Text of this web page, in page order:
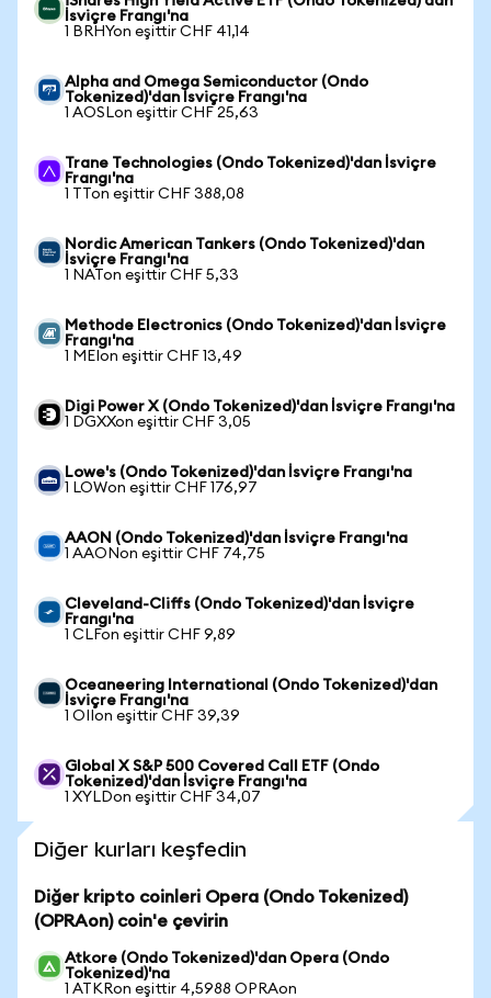
İsviçre Frangı'na
1 BRHYon eşittir CHF 41,14
Alpha and Omega Semiconductor (Ondo
Tokenized)'dan İsviçre Frangı'na
1 AOSLon eşittir CHF 25,63
Trane Technologies (Ondo Tokenized)'dan İsviçre
Frangı'na
1 TTon eşittir CHF 388,08
Nordic American Tankers (Ondo Tokenized)'dan
İsviçre Frangı'na
1 NATon eşittir CHF 5,33
Methode Electronics (Ondo Tokenized)'dan İsviçre
Frangı'na
1 MEIon eşittir CHF 13,49
Digi Power X (Ondo Tokenized)'dan İsviçre Frangı'na
1 DGXXon eşittir CHF 3,05
Lowe's (Ondo Tokenized)'dan İsviçre Frangı'na
1 LOWon eşittir CHF 176,97
AAON (Ondo Tokenized)'dan İsviçre Frangı'na
1 AAONon eşittir CHF 74,75
Cleveland-Cliffs (Ondo Tokenized)'dan İsviçre
Frangı'na
1 CLFon eşittir CHF 9,89
Oceaneering International (Ondo Tokenized)'dan
İsviçre Frangı'na
1 OIIon eşittir CHF 39,39
Global X S&P 500 Covered Call ETF (Ondo
Tokenized)'dan İsviçre Frangı'na
1 XYLDon eşittir CHF 34,07
Diğer kurları keşfedin
Diğer kripto coinleri Opera (Ondo Tokenized)
(OPRAon) coin'e çevirin
Atkore (Ondo Tokenized)'dan Opera (Ondo
Tokenized)'na
1 ATKRon eşittir 4,5988 OPRAon